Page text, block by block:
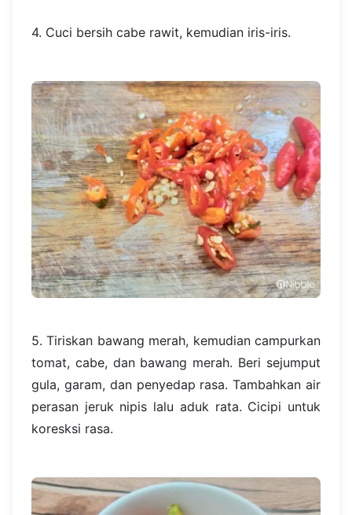
4. Cuci bersih cabe rawit, kemudian iris-iris.
5. Tiriskan bawang merah, kemudian campurkan
tomat, cabe, dan bawang merah. Beri sejumput
gula, garam, dan penyedap rasa. Tambahkan air
perasan jeruk nipis lalu aduk rata. Cicipi untuk
koresksi rasa.